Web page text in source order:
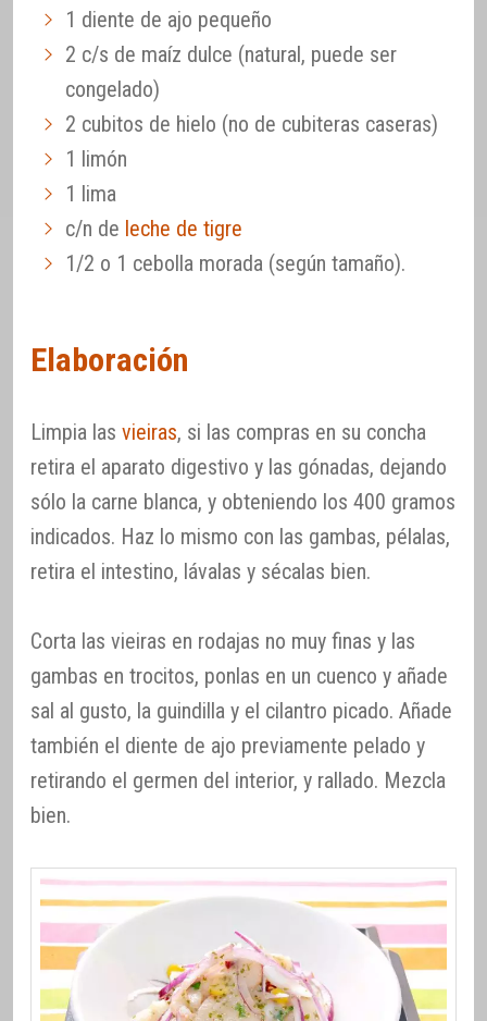
1 diente de ajo pequeño
2 c/s de maíz dulce (natural, puede ser
congelado)
2 cubitos de hielo (no de cubiteras caseras)
1 limón
1 lima
c/n de leche de tigre
1/2 o 1 cebolla morada (según tamaño).
Elaboración
Limpia las vieiras, si las compras en su concha
retira el aparato digestivo y las gónadas, dejando
sólo la carne blanca, y obteniendo los 400 gramos
indicados. Haz lo mismo con las gambas, pélalas,
retira el intestino, lávalas y sécalas bien.
Corta las vieiras en rodajas no muy finas y las
gambas en trocitos, ponlas en un cuenco y añade
sal al gusto, la guindilla y el cilantro picado. Añade
también el diente de ajo previamente pelado y
retirando el germen del interior, y rallado. Mezcla
bien.